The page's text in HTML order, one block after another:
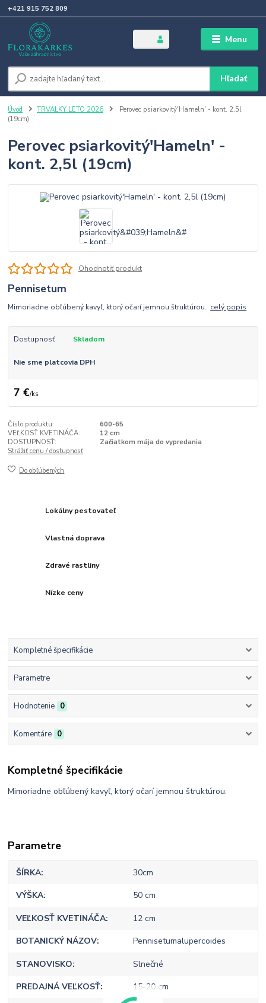
Menu
Hľadať
+421 915 752 809
Úvod TRVALKY LETO 2026
Perovec psiarkovitý'Hameln' - kont. 2,5l
(19cm)
Perovec psiarkovitý'Hameln' -
kont. 2,5l (19cm)
Ohodnotiť produkt
Pennisetum
Mimoriadne obľúbený kavyľ, ktorý očarí jemnou štruktúrou. celý popis
Dostupnosť Skladom
Nie sme platcovia DPH
7 €/ks
Číslo produktu:
600-65
VEĽKOSŤ KVETINÁČA:
12 cm
DOSTUPNOSŤ:
Začiatkom mája do vypredania
Strážiť cenu / dostupnosť
Do obľúbených
Lokálny pestovateľ
Vlastná doprava
Zdravé rastliny
Nízke ceny
Kompletné špecifikácie
Parametre
Hodnotenie 0
Komentáre 0
Kompletné špecifikácie
Mimoriadne obľúbený kavyľ, ktorý očarí jemnou štruktúrou.
Parametre
ŠÍRKA 30cm
VÝŠKA 50 cm
VEĽKOSŤ KVETINÁČA 12 cm
BOTANICKÝ NÁZOV Pennisetumalupercoides
STANOVISKO Slnečné
PREDAJNÁ VEĽKOSŤ 15-20 cm